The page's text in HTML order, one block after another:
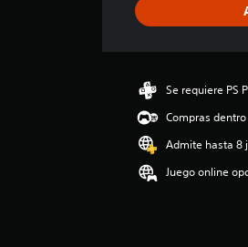
c
c
ó
p
r
m
Se requiere PS
Compras
Admite hasta 8
Juego online